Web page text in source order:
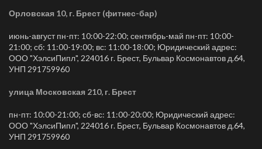
Орловская 10, г. Брест (фитнес-бар)
июнь-август пн-пт: 10:00-22:00; сентябрь-май пн-пт: 10:00-
21:00; сб: 11:00-19:00; вс: 11:00-18:00; Юридический адрес:
ООО "ХэлсиПипл", 224016 г. Брест, Бульвар Космонавтов д.64,
УНП 291759960
улица Московская 210, г. Брест
пн-пт: 10:00-21:00; сб-вс: 11:00-20:00; Юридический адрес:
ООО "ХэлсиПипл", 224016 г. Брест, Бульвар Космонавтов д.64,
УНП 291759960